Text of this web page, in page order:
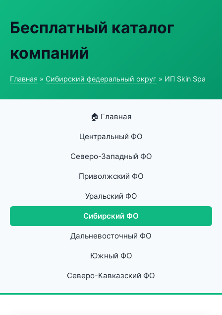
Бесплатный каталог
компаний
Главная » Сибирский федеральный округ » ИП Skin Spa
🏠 Главная
Центральный ФО
Северо-Западный ФО
Приволжский ФО
Уральский ФО
Сибирский ФО
Дальневосточный ФО
Южный ФО
Северо-Кавказский ФО